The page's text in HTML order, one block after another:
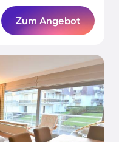
Zum Angebot